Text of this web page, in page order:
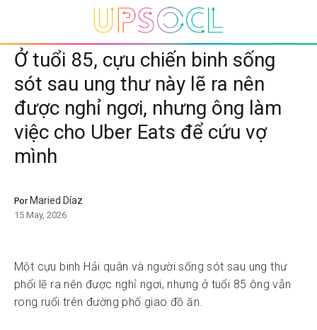
Ở tuổi 85, cựu chiến binh sống
sót sau ung thư này lẽ ra nên
được nghỉ ngơi, nhưng ông làm
việc cho Uber Eats để cứu vợ
mình
Por Maried Díaz
15 May, 2026
Một cựu binh Hải quân và người sống sót sau ung thư
phổi lẽ ra nên được nghỉ ngơi, nhưng ở tuổi 85 ông vẫn
rong ruổi trên đường phố giao đồ ăn.